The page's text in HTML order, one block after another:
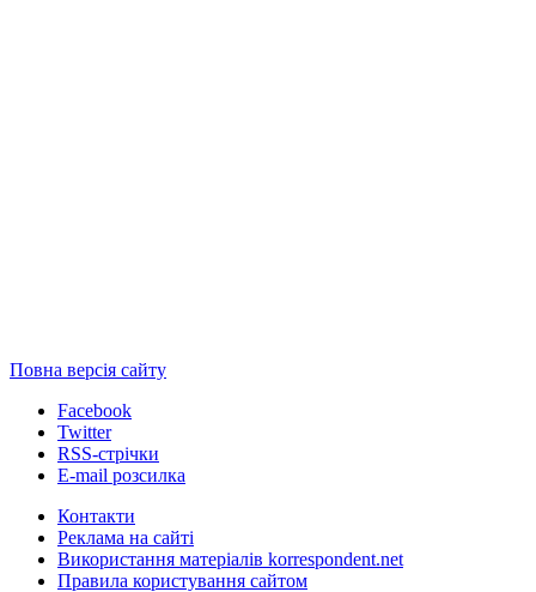
Повна версія сайту
Facebook
Twitter
RSS-стрічки
E-mail розсилка
Контакти
Реклама на сайті
Використання матеріалів korrespondent.net
Правила користування сайтом